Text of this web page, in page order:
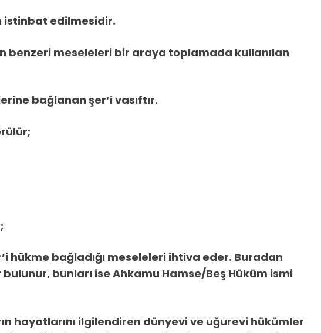
istinbat edilmesidir.
benzeri meseleleri bir araya toplamada kullanılan
bağlanan şer’i vasıftır.
hükme bağladığı meseleleri ihtiva eder. Buradan
bunları ise Ahkamu Hamse/Beş Hüküm ismi
hayatlarını ilgilendiren dünyevi ve uğurevi hükümler